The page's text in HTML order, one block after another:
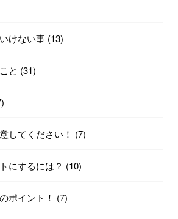
けない事 (13)
と (31)
してください！ (7)
にするには？ (10)
ポイント！ (7)